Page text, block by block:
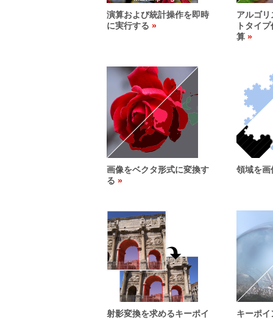
演算および統計操作を即時
に実行する
アルゴ
トタイ
算
画像をベクタ形式に変換す
る
領域を画
射影変換を求めるキーポイ
キーポ